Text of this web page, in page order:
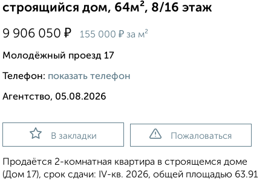
строящийся дом, 64м², 8/16 этаж
9 906 050 ₽ 155 000 ₽ за м²
Молодёжный проезд 17
Телефон: показать телефон
Агентство, 05.08.2026
В закладки Пожаловаться
Продаётся 2-комнатная квартира в строящемся доме
(Дом 17), срок сдачи: IV-кв. 2026, общей площадью 63.91